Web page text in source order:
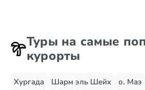
Туры на самые
курорты
Хургада Шарм эль Шейх о. Маэ